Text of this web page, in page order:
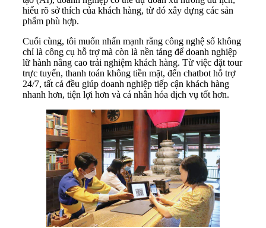
hiểu rõ sở thích của khách hàng, từ đó xây dựng các sản
phẩm phù hợp.
Cuối cùng, tôi muốn nhấn mạnh rằng công nghệ số không
chỉ là công cụ hỗ trợ mà còn là nền tảng để doanh nghiệp
lữ hành nâng cao trải nghiệm khách hàng. Từ việc đặt tour
trực tuyến, thanh toán không tiền mặt, đến chatbot hỗ trợ
24/7, tất cả đều giúp doanh nghiệp tiếp cận khách hàng
nhanh hơn, tiện lợi hơn và cá nhân hóa dịch vụ tốt hơn.